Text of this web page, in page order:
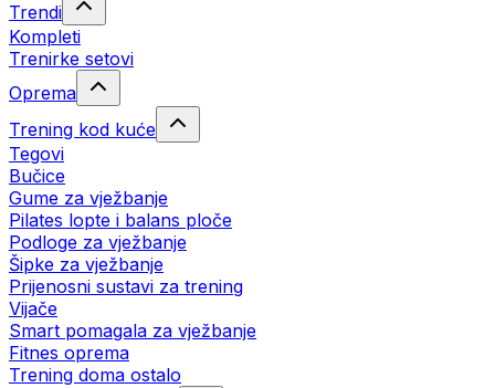
Trendi
Kompleti
Trenirke setovi
Oprema
Trening kod kuće
Tegovi
Bučice
Gume za vježbanje
Pilates lopte i balans ploče
Podloge za vježbanje
Šipke za vježbanje
Prijenosni sustavi za trening
Vijače
Smart pomagala za vježbanje
Fitnes oprema
Trening doma ostalo